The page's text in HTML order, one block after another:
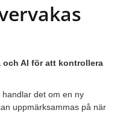
och AI för att kontrollera
det om en ny
uppmärksammas på när